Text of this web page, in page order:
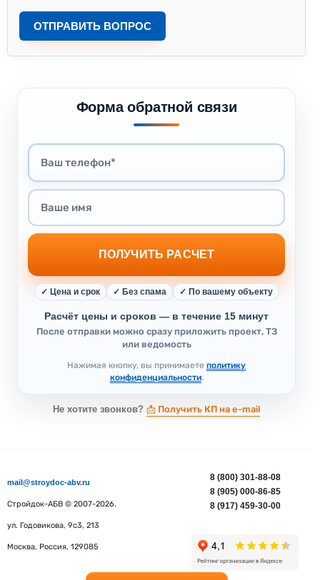
ОТПРАВИТЬ ВОПРОС
Форма обратной связи
ПОЛУЧИТЬ РАСЧЕТ
✓ Цена и срок ✓ Без спама ✓ По вашему объекту
Расчёт цены и сроков — в течение 15 минут
После отправки можно сразу приложить проект, ТЗ
или ведомость
Нажимая кнопку, вы принимаете политику
конфиденциальности.
Не хотите звонков? 📩 Получить КП на e-mail
mail@stroydoc-abv.ru
Стройдок-АБВ © 2007-2026.
ул. Годовикова, 9с3, 213
Москва, Россия, 129085
8 (800) 301-88-08
8 (905) 000-86-85
8 (917) 459-30-00